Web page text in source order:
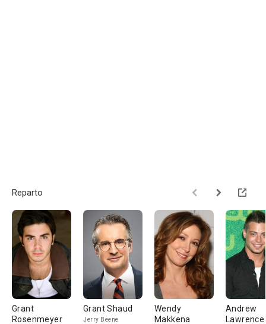
Reparto
Grant
Rosenmeyer
Grant Shaud
Jerry Beene
Wendy
Makkena
Andrew
Lawrence